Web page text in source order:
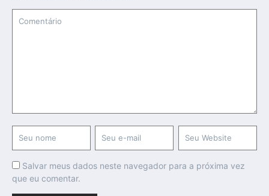
Salvar meus dados neste navegador para a próxima vez
que eu comentar.